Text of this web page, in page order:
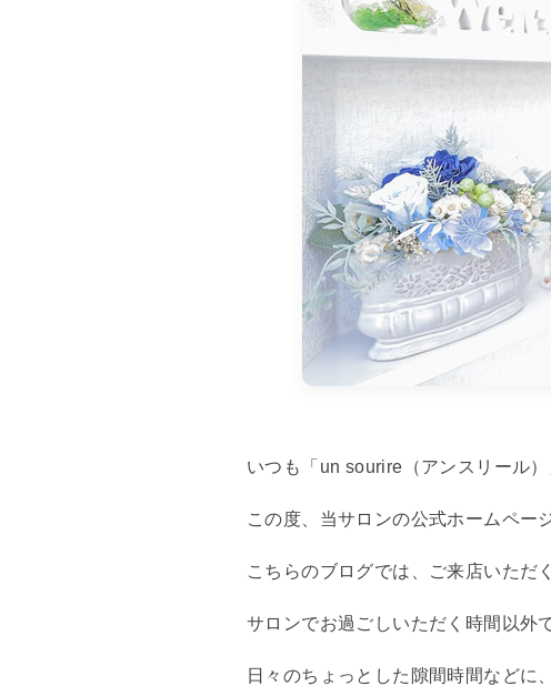
いつも「un sourire（アンスリール
この度、当サロンの公式ホームペー
こちらのブログでは、ご来店いただ
サロンでお過ごしいただく時間以外
日々のちょっとした隙間時間などに